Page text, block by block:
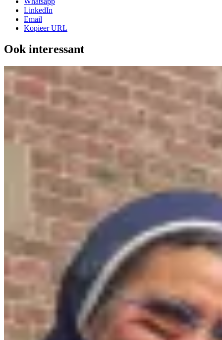
LinkedIn
Email
Kopieer URL
Ook interessant